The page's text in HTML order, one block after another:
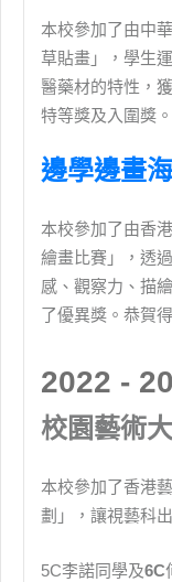
本校參加了由中
草貼畫」，學生
醫藥材的特性，
特等獎及入圍獎
邊學邊畫
本校參加了由香
繪畫比賽」，透
感、觀察力、描
了優異獎。恭賀
2022 -
校園藝術
本校參加了香港
劃」，讓視藝科
5C李諾同學及6C